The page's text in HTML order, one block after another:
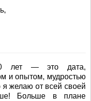
лет — это дата,
и опытом, мудростью
желаю от всей своей
Больше в плане